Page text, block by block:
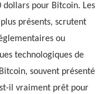
pour Bitcoin. Les
présents, scrutent
ou
technologiques de
souvent présenté
il vraiment prêt pour